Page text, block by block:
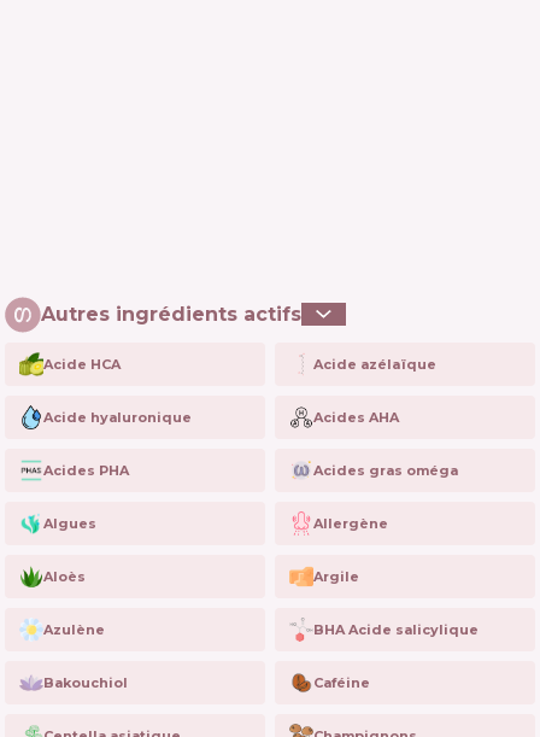
Autres ingrédients actifs
Acide HCA Acide azélaïque
Acide hyaluronique Acides AHA
Acides PHA Acides gras oméga
Algues Allergène
Aloès Argile
Azulène BHA Acide salicylique
Bakouchiol Caféine